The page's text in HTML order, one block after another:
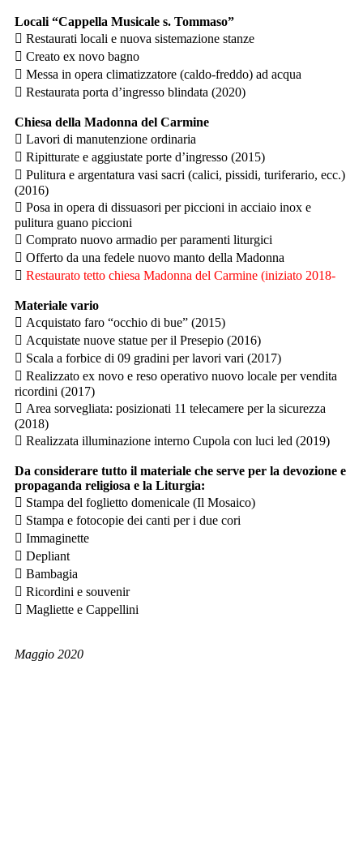
Locali “Cappella Musicale s. Tommaso”
 Restaurati locali e nuova sistemazione stanze
 Creato ex novo bagno
 Messa in opera climatizzatore (caldo-freddo) ad acqua
 Restaurata porta d’ingresso blindata (2020)
Chiesa della Madonna del Carmine
 Lavori di manutenzione ordinaria
 Ripitturate e aggiustate porte d’ingresso (2015)
 Pulitura e argentatura vasi sacri (calici, pissidi, turiferario, ecc.)
(2016)
 Posa in opera di dissuasori per piccioni in acciaio inox e
pulitura guano piccioni
 Comprato nuovo armadio per paramenti liturgici
 Offerto da una fedele nuovo manto della Madonna
 Restaurato tetto chiesa Madonna del Carmine (iniziato 2018-
Materiale vario
 Acquistato faro “occhio di bue” (2015)
 Acquistate nuove statue per il Presepio (2016)
 Scala a forbice di 09 gradini per lavori vari (2017)
 Realizzato ex novo e reso operativo nuovo locale per vendita
ricordini (2017)
 Area sorvegliata: posizionati 11 telecamere per la sicurezza
(2018)
 Realizzata illuminazione interno Cupola con luci led (2019)
Da considerare tutto il materiale che serve per la devozione e
propaganda religiosa e la Liturgia:
 Stampa del foglietto domenicale (Il Mosaico)
 Stampa e fotocopie dei canti per i due cori
 Immaginette
 Depliant
 Bambagia
 Ricordini e souvenir
 Magliette e Cappellini
Maggio 2020